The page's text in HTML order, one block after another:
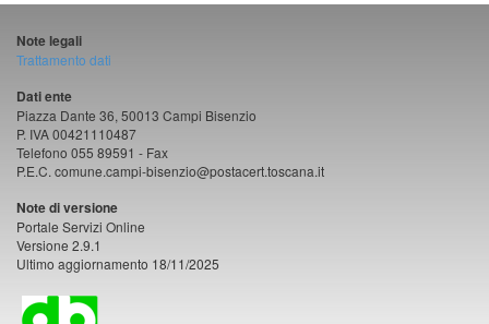
Note legali
Trattamento dati
Dati ente
Piazza Dante 36, 50013 Campi Bisenzio
P. IVA 00421110487
Telefono 055 89591 - Fax
P.E.C. comune.campi-bisenzio@postacert.toscana.it
Note di versione
Portale Servizi Online
Versione 2.9.1
Ultimo aggiornamento 18/11/2025